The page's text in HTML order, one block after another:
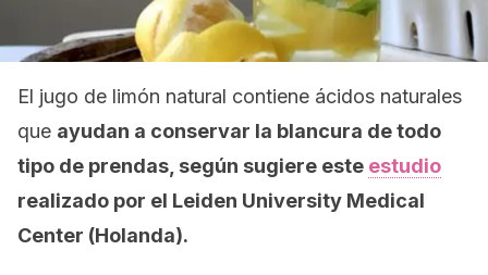
El jugo de limón natural contiene ácidos naturales
que ayudan a conservar la blancura de todo
tipo de prendas, según sugiere este estudio
realizado por el Leiden University Medical
Center (Holanda).